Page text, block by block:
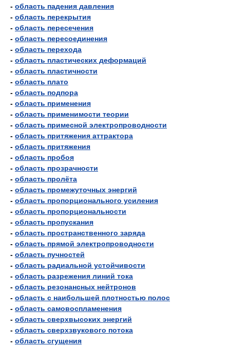
- область падения давления
- область перекрытия
- область пересечения
- область пересоединения
- область перехода
- область пластических деформаций
- область пластичности
- область плато
- область подпора
- область применения
- область применимости теории
- область примесной электропроводности
- область притяжения аттрактора
- область притяжения
- область пробоя
- область прозрачности
- область пролёта
- область промежуточных энергий
- область пропорционального усиления
- область пропорциональности
- область пропускания
- область пространственного заряда
- область прямой электропроводности
- область пучностей
- область радиальной устойчивости
- область разрежения линий тока
- область резонансных нейтронов
- область с наибольшей плотностью полос
- область самовоспламенения
- область сверхвысоких энергий
- область сверхзвукового потока
- область сгущения